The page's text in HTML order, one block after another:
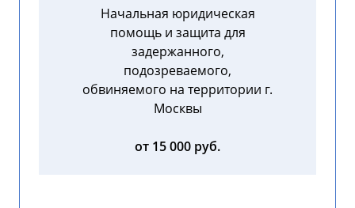
Начальная юридическая
помощь и защита для
задержанного,
подозреваемого,
обвиняемого на территории г.
Москвы
от 15 000 руб.